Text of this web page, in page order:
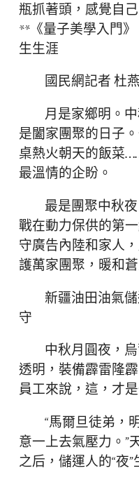
瓶抓著頭，感覺自
**《量子美學入門
生生涯
國民網記者 杜
月是家鄉明。
是闔家團聚的日子
桌熱火朝天的飯菜
最溫情的企盼。
最是團聚中秋
戰在動力保供的第
守廣告內陸和家人
護萬家團聚，暖和
新疆油田油氣
守
中秋月圓夜，
透明，裝備霹雷隆
員工來說，這，才
“馬爾旦徒弟，
意一上去氣壓力。”
之后，儲運人的“夜